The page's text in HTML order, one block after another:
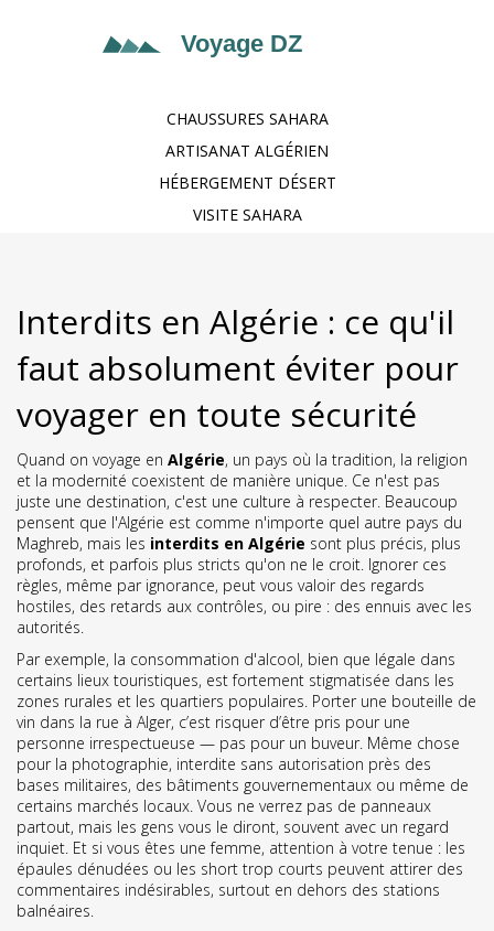
CHAUSSURES SAHARA
ARTISANAT ALGÉRIEN
HÉBERGEMENT DÉSERT
VISITE SAHARA
Interdits en Algérie : ce qu'il
faut absolument éviter pour
voyager en toute sécurité
Quand on voyage en Algérie, un pays où la tradition, la religion
et la modernité coexistent de manière unique. Ce n'est pas
juste une destination, c'est une culture à respecter. Beaucoup
pensent que l'Algérie est comme n'importe quel autre pays du
Maghreb, mais les interdits en Algérie sont plus précis, plus
profonds, et parfois plus stricts qu'on ne le croit. Ignorer ces
règles, même par ignorance, peut vous valoir des regards
hostiles, des retards aux contrôles, ou pire : des ennuis avec les
autorités.
Par exemple, la consommation d'alcool, bien que légale dans
certains lieux touristiques, est fortement stigmatisée dans les
zones rurales et les quartiers populaires. Porter une bouteille de
vin dans la rue à Alger, c’est risquer d’être pris pour une
personne irrespectueuse — pas pour un buveur. Même chose
pour la photographie, interdite sans autorisation près des
bases militaires, des bâtiments gouvernementaux ou même de
certains marchés locaux. Vous ne verrez pas de panneaux
partout, mais les gens vous le diront, souvent avec un regard
inquiet. Et si vous êtes une femme, attention à votre tenue : les
épaules dénudées ou les short trop courts peuvent attirer des
commentaires indésirables, surtout en dehors des stations
balnéaires.